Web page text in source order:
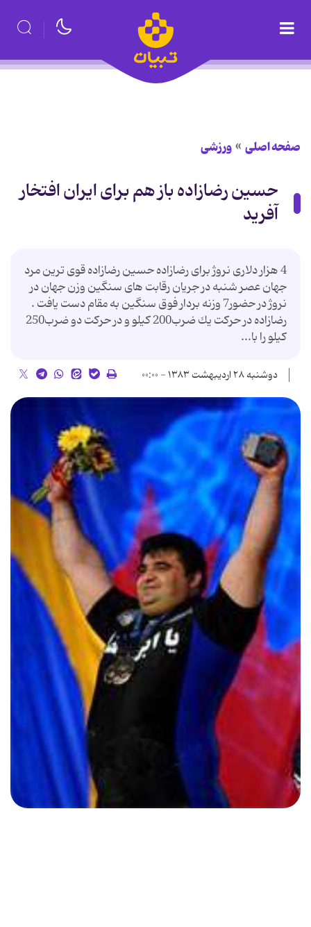
صفحه اصلی ورزشی
حسین رضازاده باز هم برای ایران افتخار
آفرید
4 هزار دلاری نروژ برای رضازاده حسین رضازاده قوی ترین مرد
جهان عصر شنبه در جریان رقابت های سنگین وزن جهان در
نروژ در حضور7 وزنه بردار فوق سنگین به مقام دست یافت .
رضازاده در حركت یك ضرب200 كیلو و در حركت دو ضرب250
كیلو را با...
دوشنبه ۲۸ اردیبهشت ۱۳۸۳ - ۰۰:۰۰